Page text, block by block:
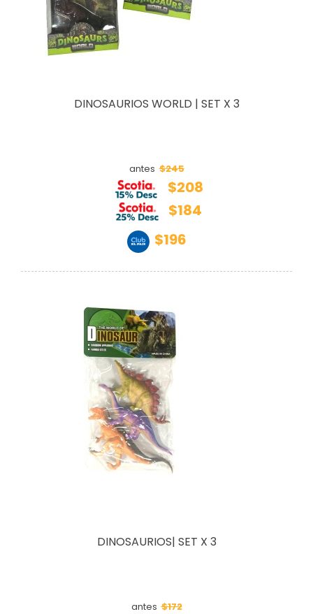
DINOSAURIOS WORLD | SET X 3
antes $245
$208
$184
$196
DINOSAURIOS| SET X 3
antes $172